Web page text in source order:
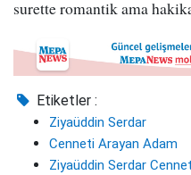
surette romantik ama
Etiketler :
Ziyaüddin Serdar
Cenneti Arayan Adam
Ziyaüddin Serdar